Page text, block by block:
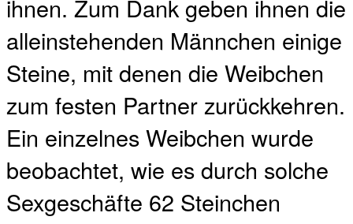
ihnen. Zum Dank geben ihnen die
alleinstehenden Männchen einige
Steine, mit denen die Weibchen
zum festen Partner zurückkehren.
Ein einzelnes Weibchen wurde
beobachtet, wie es durch solche
Sexgeschäfte 62 Steinchen